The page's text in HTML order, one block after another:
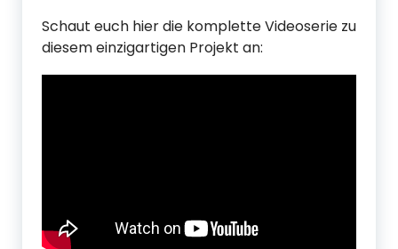
Schaut euch hier die komplette Videoserie zu
diesem einzigartigen Projekt an: